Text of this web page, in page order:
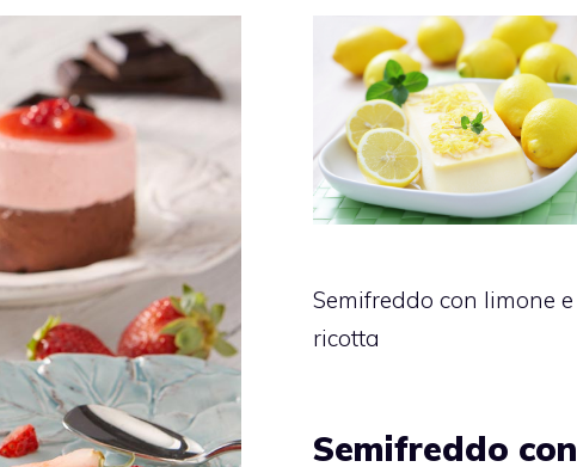
Semifreddo con limone e
ricotta
Semifreddo con